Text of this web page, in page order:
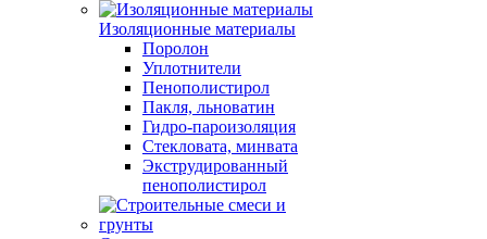
Изоляционные материалы
Поролон
Уплотнители
Пенополистирол
Пакля, льноватин
Гидро-пароизоляция
Стекловата, минвата
Экструдированный
пенополистирол